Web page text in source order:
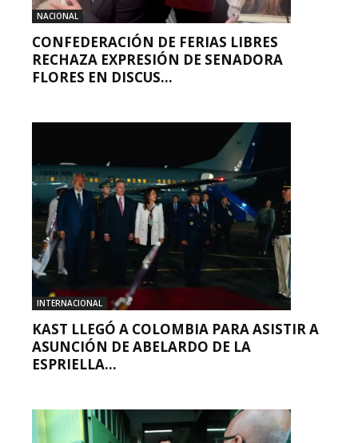
NACIONAL
CONFEDERACIÓN DE FERIAS LIBRES
RECHAZA EXPRESIÓN DE SENADORA
FLORES EN DISCUS...
INTERNACIONAL
KAST LLEGÓ A COLOMBIA PARA ASISTIR A
ASUNCIÓN DE ABELARDO DE LA
ESPRIELLA...